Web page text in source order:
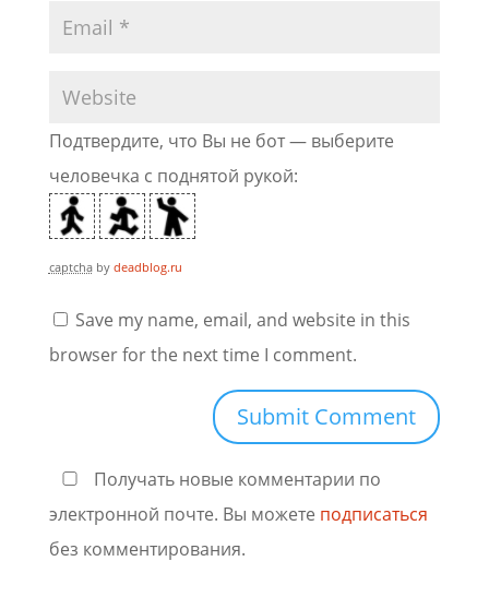
Подтвердите, что Вы не бот — выберите
человечка с поднятой рукой:
captchaby deadblog.ru
Save my name, email, and website in this
browser for the next time I comment.
Получать новые комментарии по
электронной почте. Вы можете подписаться
без комментирования.